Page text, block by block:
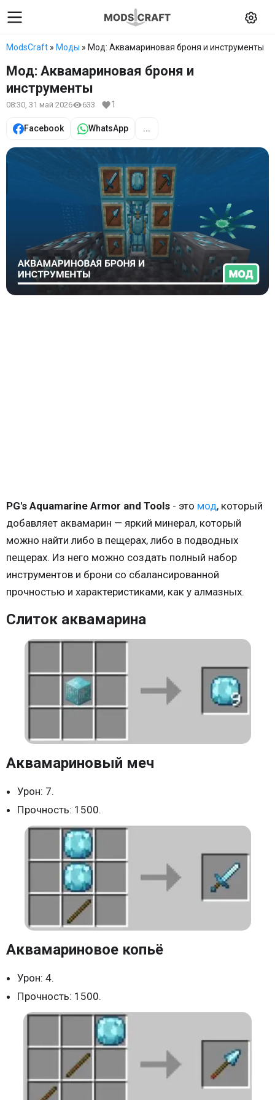
ModsCraft » Моды » Мод: Аквамариновая броня и инструменты
Мод: Аквамариновая броня и
инструменты
08:30, 31 май 2026 633 1
Facebook WhatsApp ...
PG's Aquamarine Armor and Tools - это мод, который
добавляет аквамарин — яркий минерал, который
можно найти либо в пещерах, либо в подводных
пещерах. Из него можно создать полный набор
инструментов и брони со сбалансированной
прочностью и характеристиками, как у алмазных.
Слиток аквамарина
Аквамариновый меч
Урон: 7.
Прочность: 1500.
Аквамариновое копьё
Урон: 4.
Прочность: 1500.